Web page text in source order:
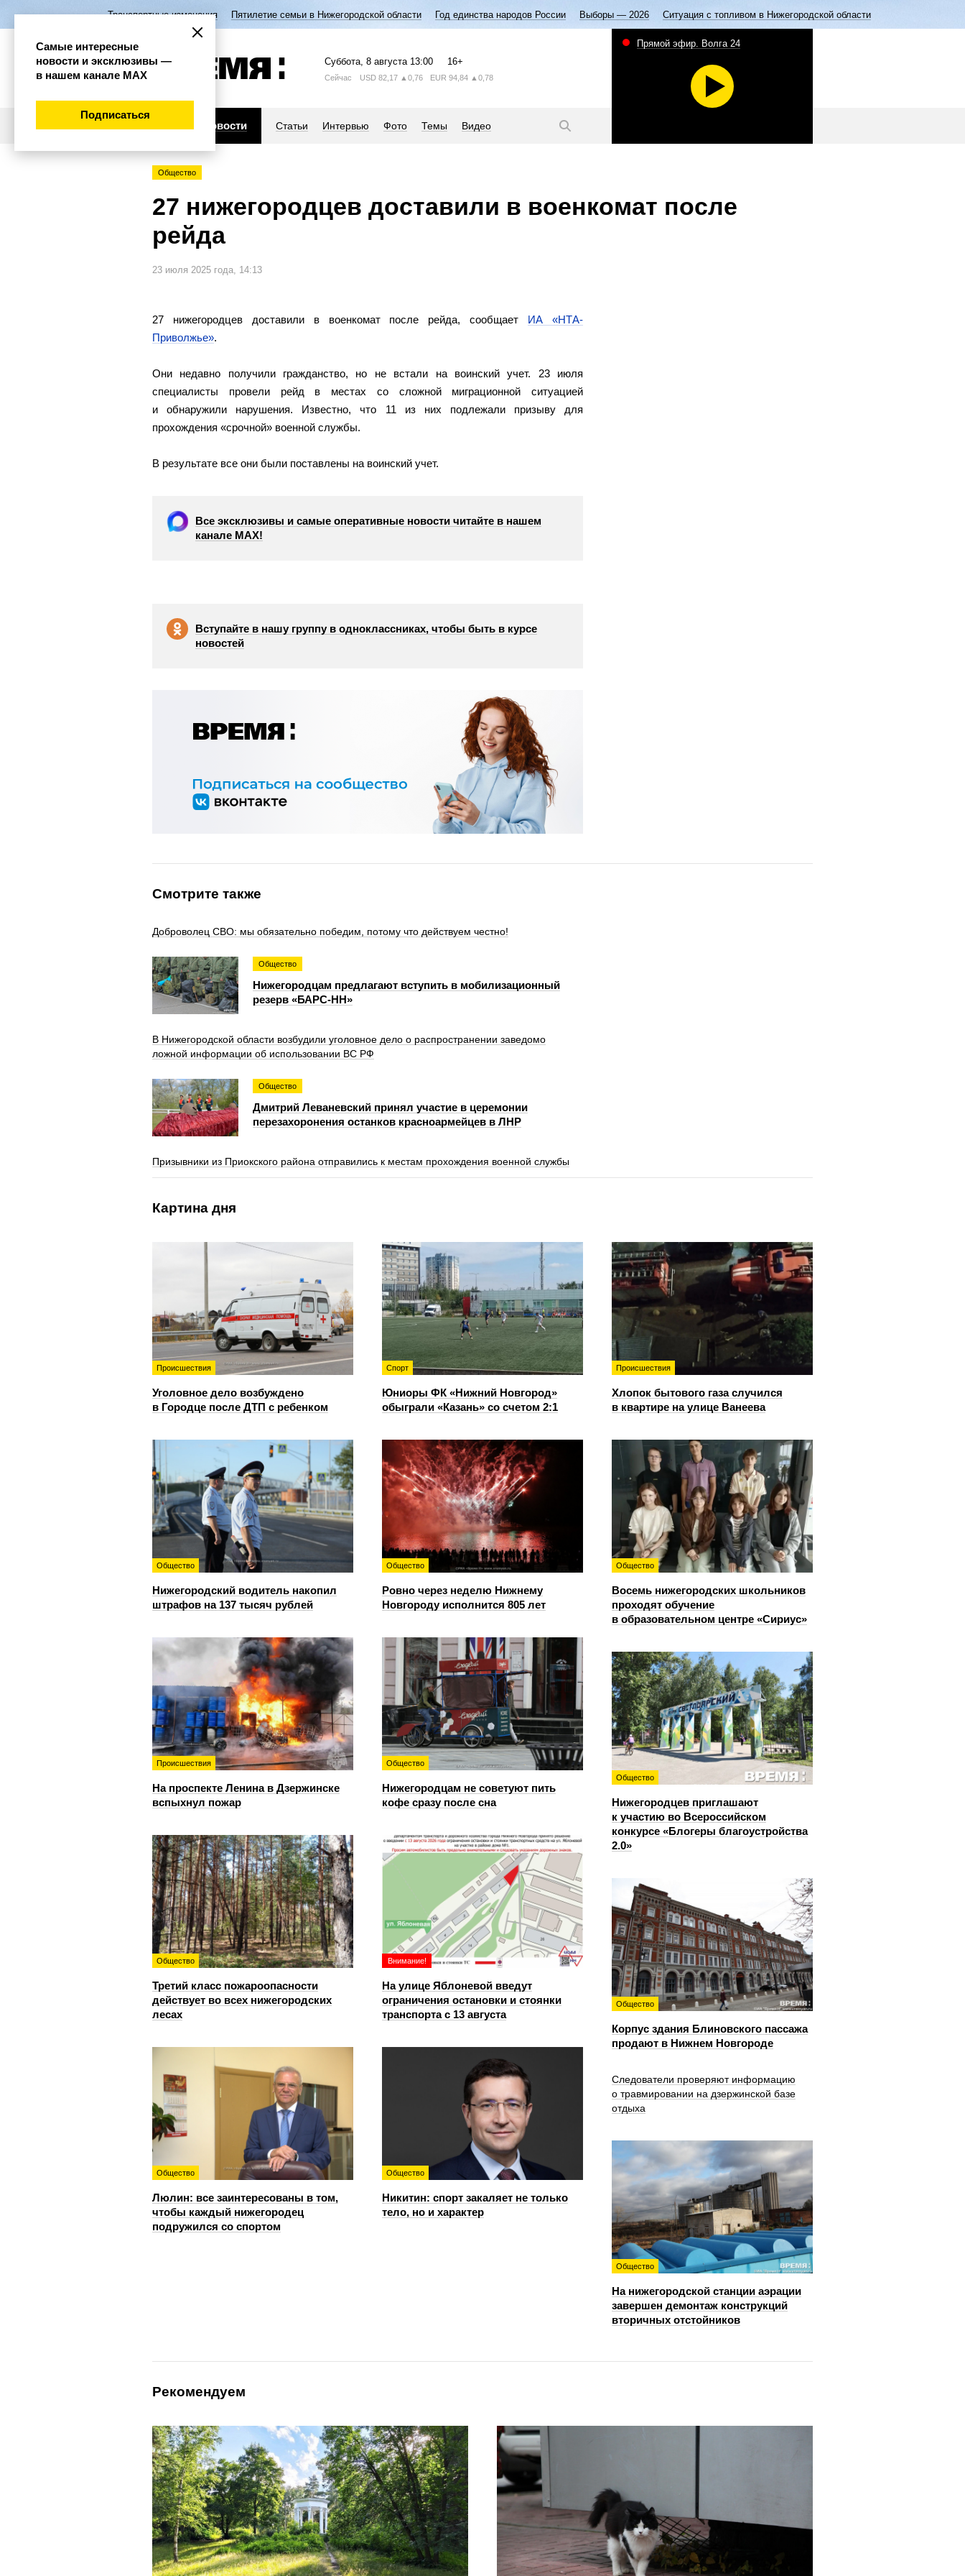
Транспортные изменения Пятилетие семьи в Нижегородской области Год единства народов России Выборы — 2026 Ситуация с топливом в Нижегородской области
Суббота, 8 августа 13:00 16+
Сейчас USD 82,17 ▲0,76 EUR 94,84 ▲0,78
Новости Статьи Интервью Фото Темы Видео
Прямой эфир. Волга 24
Общество
27 нижегородцев доставили в военкомат после
рейда
23 июля 2025 года, 14:13
27 нижегородцев доставили в военкомат после рейда, сообщает ИА «НТА-
Приволжье».
Они недавно получили гражданство, но не встали на воинский учет. 23 июля
специалисты провели рейд в местах со сложной миграционной ситуацией
и обнаружили нарушения. Известно, что 11 из них подлежали призыву для
прохождения «срочной» военной службы.
В результате все они были поставлены на воинский учет.
Все эксклюзивы и самые оперативные новости читайте в нашем
канале МАХ!
Вступайте в нашу группу в одноклассниках, чтобы быть в курсе
новостей
Смотрите также
Доброволец СВО: мы обязательно победим, потому что действуем честно!
Общество
Нижегородцам предлагают вступить в мобилизационный
резерв «БАРС-НН»
В Нижегородской области возбудили уголовное дело о распространении заведомо
ложной информации об использовании ВС РФ
Общество
Дмитрий Леваневский принял участие в церемонии
перезахоронения останков красноармейцев в ЛНР
Призывники из Приокского района отправились к местам прохождения военной службы
Картина дня
Происшествия
Уголовное дело возбуждено
в Городце после ДТП с ребенком
Спорт
Юниоры ФК «Нижний Новгород»
обыграли «Казань» со счетом 2:1
Происшествия
Хлопок бытового газа случился
в квартире на улице Ванеева
Общество
Нижегородский водитель накопил
штрафов на 137 тысяч рублей
Общество
Ровно через неделю Нижнему
Новгороду исполнится 805 лет
Общество
Восемь нижегородских школьников
проходят обучение
в образовательном центре «Сириус»
Происшествия
На проспекте Ленина в Дзержинске
вспыхнул пожар
Общество
Нижегородцам не советуют пить
кофе сразу после сна
Общество
Нижегородцев приглашают
к участию во Всероссийском
конкурсе «Блогеры благоустройства
2.0»
Общество
Третий класс пожароопасности
действует во всех нижегородских
лесах
Внимание!
На улице Яблоневой введут
ограничения остановки и стоянки
транспорта с 13 августа
Общество
Корпус здания Блиновского пассажа
продают в Нижнем Новгороде
Общество
Люлин: все заинтересованы в том,
чтобы каждый нижегородец
подружился со спортом
Общество
Никитин: спорт закаляет не только
тело, но и характер
Следователи проверяют информацию
о травмировании на дзержинской базе
отдыха
Общество
На нижегородской станции аэрации
завершен демонтаж конструкций
вторичных отстойников
Рекомендуем
Самые интересные
новости и эксклюзивы —
в нашем канале МАХ
Подписаться